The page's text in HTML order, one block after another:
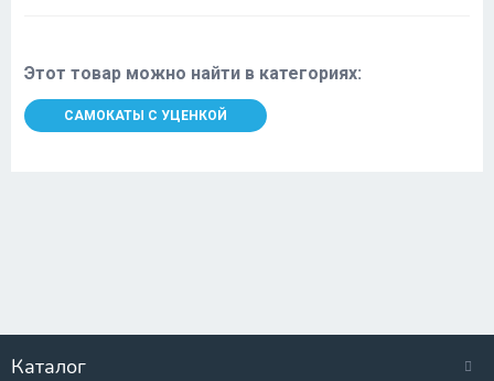
Этот товар можно найти в категориях:
САМОКАТЫ С УЦЕНКОЙ
Каталог